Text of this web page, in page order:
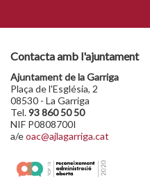
Contacta amb l'ajuntament
Ajuntament de la Garriga
Plaça de l'Església, 2
08530 - La Garriga
Tel.93 860 50 50
NIF P0808700I
a/eoac@ajlagarriga.cat